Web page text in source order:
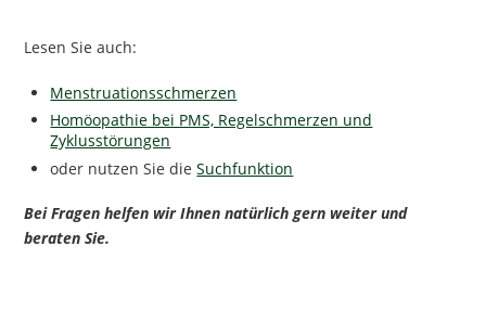
Lesen Sie auch:
Menstruationsschmerzen
Homöopathie bei PMS, Regelschmerzen und
Zyklusstörungen
oder nutzen Sie dieSuchfunktion
Bei Fragen helfen wir Ihnen natürlich gern weiter und
beraten Sie.